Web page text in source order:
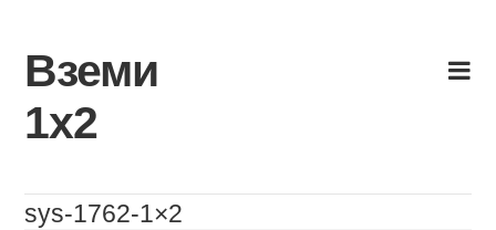
content
Вземи
1х2
sys-1762-1×2